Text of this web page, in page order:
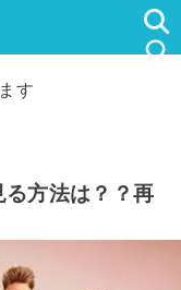
す
る方法は？？再